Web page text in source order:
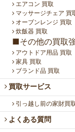
エアコン 買取
マッサージチェア 買
オーブンレンジ 買取
炊飯器 買取
■その他の買取
アウトドア用品 買取
家具 買取
ブランド品 買取
買取サービス
引っ越し前の家財買
よくある質問